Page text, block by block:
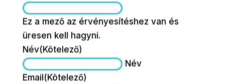
Ez a mező az érvényesítéshez van és
üresen kell hagyni.
Név(Kötelező)
Név
Email (Kötelező)